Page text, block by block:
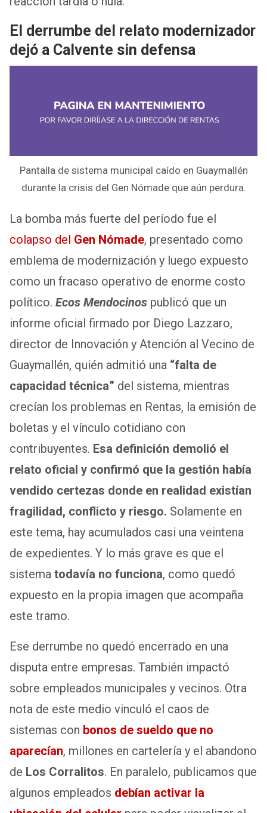
El derrumbe del relato modernizador
dejó a Calvente sin defensa
Pantalla de sistema municipal caído en Guaymallén
durante la crisis del Gen Nómade que aún perdura.
La bomba más fuerte del período fue el
colapso del Gen Nómade, presentado como
emblema de modernización y luego expuesto
como un fracaso operativo de enorme costo
político. Ecos Mendocinos publicó que un
informe oficial firmado por Diego Lazzaro,
director de Innovación y Atención al Vecino de
Guaymallén, quién admitió una “falta de
capacidad técnica” del sistema, mientras
crecían los problemas en Rentas, la emisión de
boletas y el vínculo cotidiano con
contribuyentes. Esa definición demolió el
relato oficial y confirmó que la gestión había
vendido certezas donde en realidad existían
fragilidad, conflicto y riesgo. Solamente en
este tema, hay acumulados casi una veintena
de expedientes. Y lo más grave es que el
sistema todavía no funciona, como quedó
expuesto en la propia imagen que acompaña
este tramo.
Ese derrumbe no quedó encerrado en una
disputa entre empresas. También impactó
sobre empleados municipales y vecinos. Otra
nota de este medio vinculó el caos de
sistemas con bonos de sueldo que no
aparecían, millones en cartelería y el abandono
de Los Corralitos. En paralelo, publicamos que
algunos empleados debían activar la